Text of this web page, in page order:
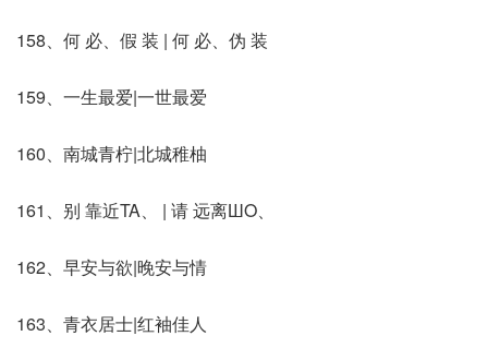
158、何 必、假 装 | 何 必、伪 装
159、一生最爱|一世最爱
160、南城青柠|北城稚柚
161、别 靠近TA、 | 请 远离ШΟ、
162、早安与欲|晚安与情
163、青衣居士|红袖佳人